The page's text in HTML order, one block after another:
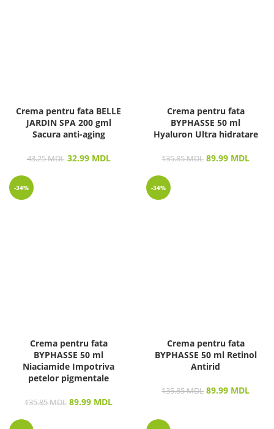
Crema pentru fata BELLE
JARDIN SPA 200 gml
Sacura anti-aging
43.25MDL 32.99 MDL
Crema pentru fata
BYPHASSE 50 ml
Hyaluron Ultra hidratare
135.85MDL 89.99 MDL
-34%
Crema pentru fata
BYPHASSE 50 ml
Niaciamide Impotriva
petelor pigmentale
135.85MDL 89.99 MDL
-34%
Crema pentru fata
BYPHASSE 50 ml Retinol
Antirid
135.85MDL 89.99 MDL